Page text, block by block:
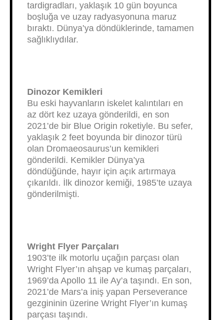
tardigradları, yaklaşık 10 gün boyunca
boşluğa ve uzay radyasyonuna maruz
bıraktı. Dünya’ya döndüklerinde, tamamen
sağlıklıydılar.
Dinozor Kemikleri
Bu eski hayvanların iskelet kalıntıları en
az dört kez uzaya gönderildi, en son
2021’de bir Blue Origin roketiyle. Bu sefer,
yaklaşık 2 feet boyunda bir dinozor türü
olan Dromaeosaurus’un kemikleri
gönderildi. Kemikler Dünya’ya
döndüğünde, hayır için açık artırmaya
çıkarıldı. İlk dinozor kemiği, 1985’te uzaya
gönderilmişti.
Wright Flyer Parçaları
1903’te ilk motorlu uçağın parçası olan
Wright Flyer’ın ahşap ve kumaş parçaları,
1969’da Apollo 11 ile Ay’a taşındı. En son,
2021’de Mars’a iniş yapan Perseverance
gezgininin üzerine Wright Flyer’ın kumaş
parçası taşındı.